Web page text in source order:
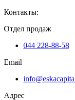
Контакты:
Отдел продаж
044 228-88-58
Email
Адрес